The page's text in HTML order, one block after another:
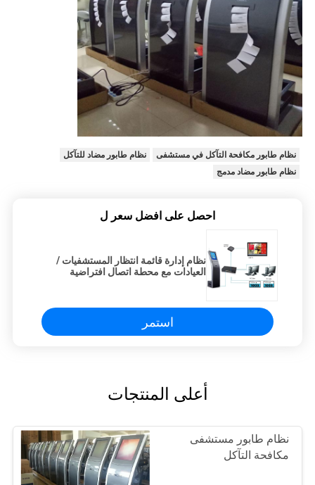
نظام طابور مكافحة التآكل في مستشفى
نظام طابور مضاد للتآكل
نظام طابور مضاد مدمج
احصل على افضل سعر ل
نظام إدارة قائمة انتظار المستشفيات /
العيادات مع محطة اتصال افتراضية
استمر
أعلى المنتجات
نظام طابور مستشفى
مكافحة التآكل